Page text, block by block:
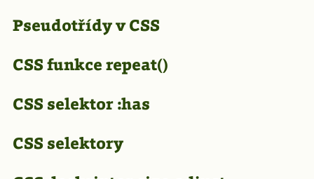
Pseudotřídy v CSS
CSS funkce repeat()
CSS selektor :has
CSS selektory